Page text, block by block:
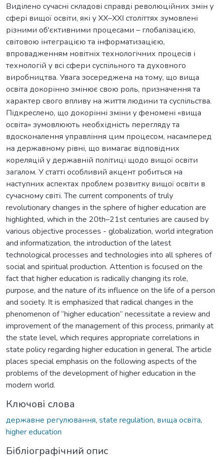
Виділено сучасні складові справді революційних змін у
сфері вищої освіти, які у XX–XXI століттях зумовлені
різними об'єктивними процесами – глобалізацією,
світовою інтеграцією та інформатизацією,
впровадженням новітніх технологічних процесів і
технологій у всі сфери суспільного та духовного
виробництва. Увага зосереджена на тому, що вища
освіта докорінно змінює свою роль, призначення та
характер свого впливу на життя людини та суспільства.
Підкреслено, що докорінні зміни у феномені «вища
освіта» зумовлюють необхідність перегляду та
вдосконалення управління цим процесом, насамперед
на державному рівні, що вимагає відповідних
кореляцій у державній політиці щодо вищої освіти
загалом. У статті особливий акцент робиться на
наступних аспектах проблем розвитку вищої освіти в
сучасному світі. The current components of truly
revolutionary changes in the sphere of higher education are
highlighted, which in the 20th–21st centuries are caused by
various objective processes - globalization, world integration
and informatization, the introduction of the latest
technological processes and technologies into all spheres of
social and spiritual production. Attention is focused on the
fact that higher education is radically changing its role,
purpose, and the nature of its influence on the life of a person
and society. It is emphasized that radical changes in the
phenomenon of “higher education” necessitate a review and
improvement of the management of this process, primarily at
the state level, which requires appropriate correlations in
state policy regarding higher education in general. The article
places special emphasis on the following aspects of the
problems of the development of higher education in the
modern world.
Ключові слова
державне регулювання, state regulation, вища освіта,
higher education
Бібліографічний опис